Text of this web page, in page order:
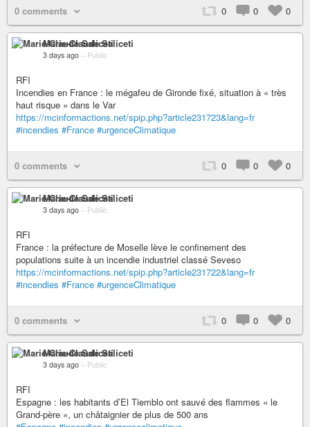
0 comments 0 0 0
Marie-Claude Saliceti
3 days ago – Public
RFI
Incendies en France : le mégafeu de Gironde fixé, situation à « très
haut risque » dans le Var
https://mcinformactions.net/spip.php?article231723&lang=fr
#incendies #France #urgenceClimatique
0 comments 0 0 0
Marie-Claude Saliceti
3 days ago – Public
RFI
France : la préfecture de Moselle lève le confinement des
populations suite à un incendie industriel classé Seveso
https://mcinformactions.net/spip.php?article231722&lang=fr
#incendies #France #urgenceClimatique
0 comments 0 0 0
Marie-Claude Saliceti
3 days ago – Public
RFI
Espagne : les habitants d’El Tiemblo ont sauvé des flammes « le
Grand-père », un châtaignier de plus de 500 ans